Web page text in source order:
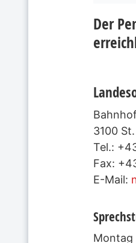
Der
3100
Tel.:
Fax:
E-Mail:
Montag